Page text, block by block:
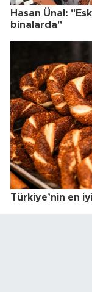
Hasan Ünal:
binalarda"
Türkiye’nin en